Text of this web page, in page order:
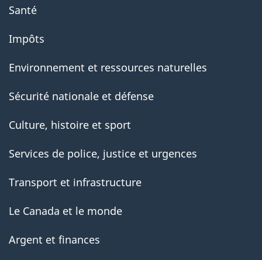
Santé
Impôts
Environnement et ressources naturelles
Sécurité nationale et défense
Culture, histoire et sport
Services de police, justice et urgences
Transport et infrastructure
Le Canada et le monde
Argent et finances